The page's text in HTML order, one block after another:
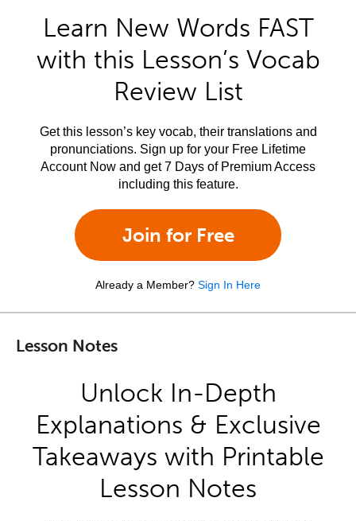
Learn New Words FAST
with this Lesson’s Vocab
Review List
Get this lesson’s key vocab, their translations and
pronunciations. Sign up for your Free Lifetime
Account Now and get 7 Days of Premium Access
including this feature.
Join for Free
Already a Member? Sign In Here
Lesson Notes
Unlock In-Depth
Explanations & Exclusive
Takeaways with Printable
Lesson Notes